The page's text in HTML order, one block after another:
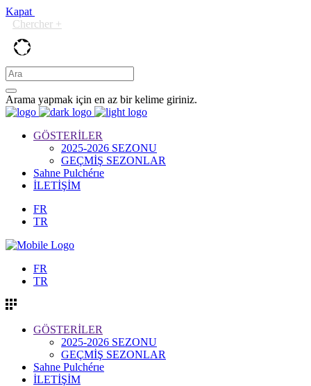
Kapat
Chercher +
Arama yapmak için en az bir kelime giriniz.
GÖSTERİLER
2025-2026 SEZONU
GEÇMİŞ SEZONLAR
Sahne Pulchérıe
İLETİŞİM
FR
TR
FR
TR
GÖSTERİLER
2025-2026 SEZONU
GEÇMİŞ SEZONLAR
Sahne Pulchérıe
İLETİŞİM